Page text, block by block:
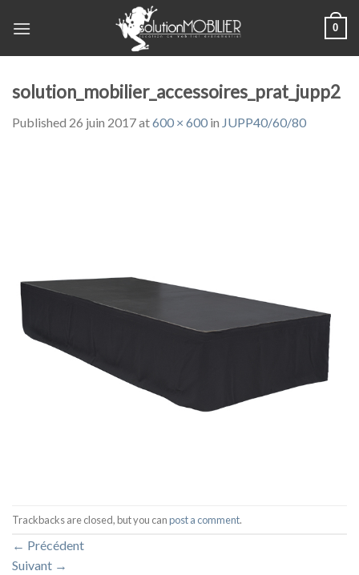
0
solution_mobilier_accessoires_prat_jupp2
Published 26 juin 2017at600 × 600 in JUPP40/60/80
Trackbacks are closed, but you canpost a comment.
← Précédent
Suivant →